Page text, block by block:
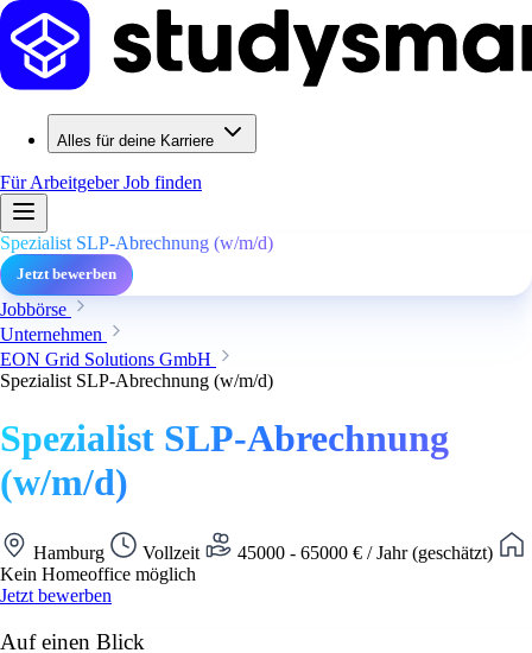
Alles für deine Karriere
Für ArbeitgeberJob finden
Spezialist SLP-Abrechnung (w/m/d)
Jetzt bewerben
Jobbörse
Unternehmen
EON Grid Solutions GmbH
Spezialist SLP-Abrechnung (w/m/d)
Spezialist SLP-Abrechnung
(w/m/d)
Hamburg Vollzeit
45000 - 65000 € / Jahr (geschätzt)
Kein Homeoffice möglich
Jetzt bewerben
Auf einen Blick